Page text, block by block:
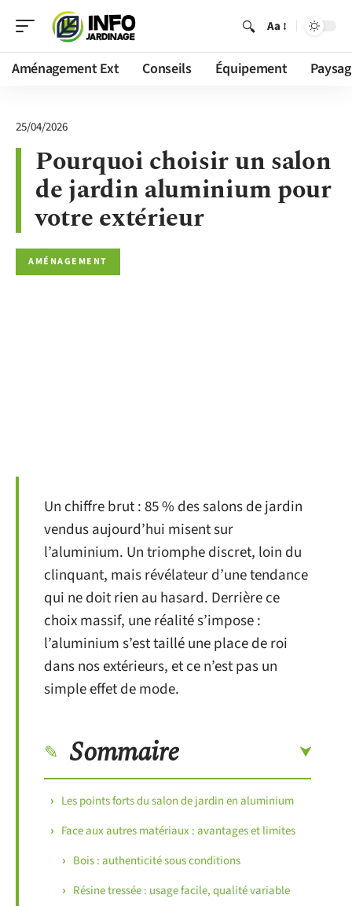
Aa
Aménagement Ext Conseils Équipement
25/04/2026
Pourquoi choisir un salon
de jardin aluminium pour
votre extérieur
AMÉNAGEMENT
Un chiffre brut : 85 % des salons de jardin
vendus aujourd’hui misent sur
l’aluminium. Un triomphe discret, loin du
clinquant, mais révélateur d’une tendance
qui ne doit rien au hasard. Derrière ce
choix massif, une réalité s’impose :
l’aluminium s’est taillé une place de roi
dans nos extérieurs, et ce n’est pas un
simple effet de mode.
Sommaire
Les points forts du salon de jardin en aluminium
Face aux autres matériaux : avantages et limites
Bois : authenticité sous conditions
Résine tressée : usage facile, qualité variable